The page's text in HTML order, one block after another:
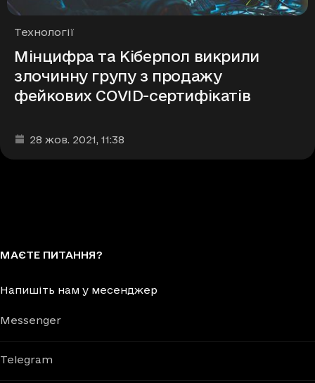
Рубрики
Технології
Мінцифра та Кіберпол викрили
злочинну групу з продажу
фейкових COVID-сертифікатів
Дата та час публікації
28 жов. 2021, 11:38
МАЄТЕ ПИТАННЯ?
Напишіть нам у месенджер
Messenger
Telegram